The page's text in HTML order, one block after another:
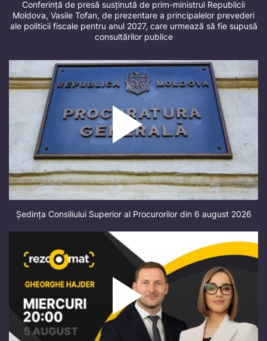
Conferință de presă susținută de prim-ministrul Republicii
Moldova, Vasile Tofan, de prezentare a principalelor prevederi
ale politicii fiscale pentru anul 2027, care urmează să fie supusă
consultărilor publice
Ședința Consiliului Superior al Procurorilor din 6 august 2026